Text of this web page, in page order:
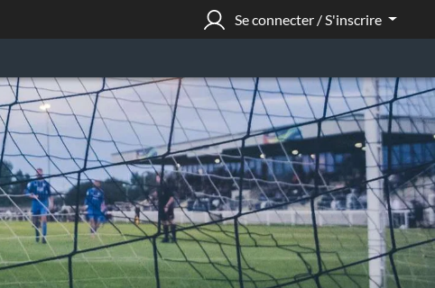
Se connecter / S'inscrire